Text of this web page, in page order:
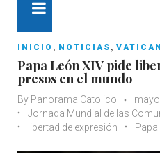
INICIO , NOTICIAS ,
Papa León XIV pide
presos en el mundo
By Panorama Catolico
Jornada Mundial de las
libertad de expresión
Papa